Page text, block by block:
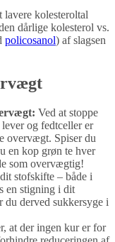
lavere kolesteroltal
dårlige kolesterol vs.
policosanol) af slagsen
Ved at stoppe
og fedtceller er
overvægt. Spiser du
en kop grøn te hver
som overvægtig!
stofskifte – både i
en stigning i dit
du derved sukkersyge i
at der ingen kur er for